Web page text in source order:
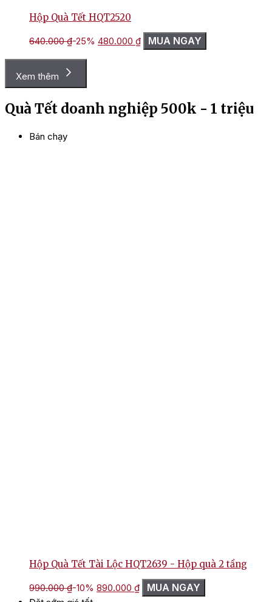
Hộp Quà Tết HQT2520
640.000₫-25% Giá
gốc
480.000 ₫Giá
hiện
MUA NGAY
Xem thêm
Quà Tết doanh nghiệp 500k - 1 triệu
Bán chạy
Hộp Quà Tết Tài Lộc HQT2639 - Hộp quà 2 tầng
990.000₫-10% Giá
gốc
890.000 ₫Giá
hiện
MUA NGAY